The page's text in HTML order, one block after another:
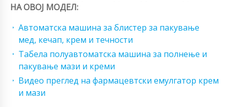
НА ОВОЈ МОДЕЛ:
Автоматска машина за блистер за пакување
мед, кечап, крем и течности
Табела полуавтоматска машина за полнење и
пакување мази и креми
Видео преглед на фармацевтски емулгатор крем
и мази